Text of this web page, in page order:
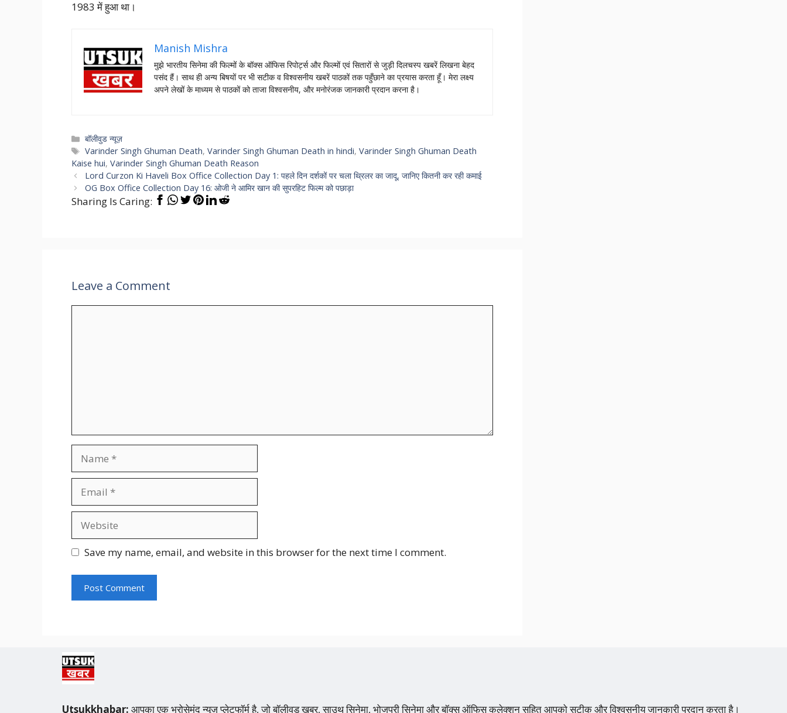
1983 में हुआ था।
Manish Mishra
मुझे भारतीय सिनेमा की फिल्मों के बॉक्स ऑफिस रिपोर्ट्स और फिल्मों एवं सितारों से जुड़ी दिलचस्प खबरें लिखना बेहद
पसंद हैं। साथ ही अन्य बिषयों पर भी सटीक व विश्वसनीय खबरें पाठकों तक पहुँछाने का प्रयास करता हूँ। मेरा लक्ष्य
अपने लेखों के माध्यम से पाठकों को ताजा विश्वसनीय, और मनोरंजक जानकारी प्रदान करना है।
Categories
बॉलीवुड न्यूज़
Tags
Varinder Singh Ghuman Death,Varinder Singh Ghuman Death in hindi,Varinder Singh Ghuman Death
Kaise hui, Varinder Singh Ghuman Death Reason
Lord Curzon Ki Haveli Box Office Collection Day 1: पहले दिन दर्शकों पर चला थ्रिलर का जादू, जानिए कितनी कर रही कमाई
OG Box Office Collection Day 16: ओजी ने आमिर खान की सुपरहिट फिल्म को पछाड़ा
Sharing Is Caring:
Leave a Comment
Save my name, email, and website in this browser for the next time I comment.
Utsukkhabar: आपका एक भरोसेमंद न्यूज़ प्लेटफॉर्म है, जो बॉलीवुड खबर, साउथ सिनेमा, भोजपुरी सिनेमा और बॉक्स ऑफिस कलेक्शन सहित आपको सटीक और विश्वसनीय जानकारी प्रदान करता है।